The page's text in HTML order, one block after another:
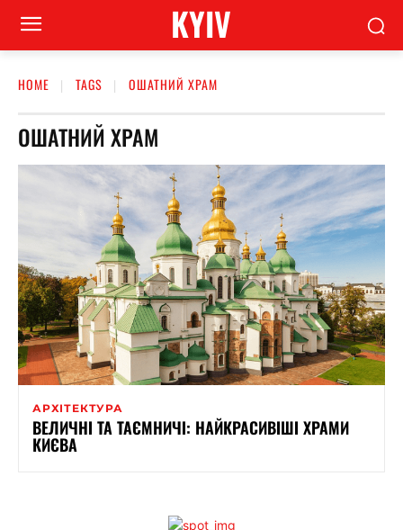
KYIV
HOME TAGS ОШАТНИЙ ХРАМ
ОШАТНИЙ ХРАМ
АРХІТЕКТУРА
ВЕЛИЧНІ ТА ТАЄМНИЧІ: НАЙКРАСИВІШІ ХРАМИ
КИЄВА